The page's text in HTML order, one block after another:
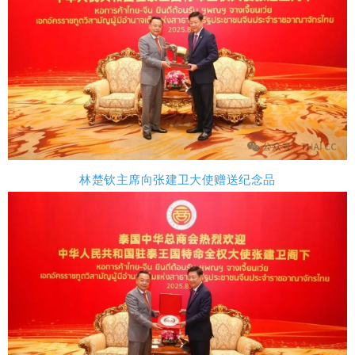
林楚钦主席向张建卫大使赠送纪念品